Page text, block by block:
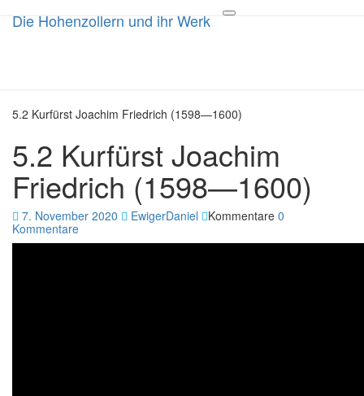
Toggle
Die Hohenzollern und ihr Werk
Die Hohenzollern und ihr
Die 1000 jährige Geschichte
5.2 Kurfürst Joachim Friedrich (1598—1600)
5.2 Kurfürst Joachim
Friedrich (1598—1600)
7. November 2020 EwigerDaniel Kommentare 0
Kommentare